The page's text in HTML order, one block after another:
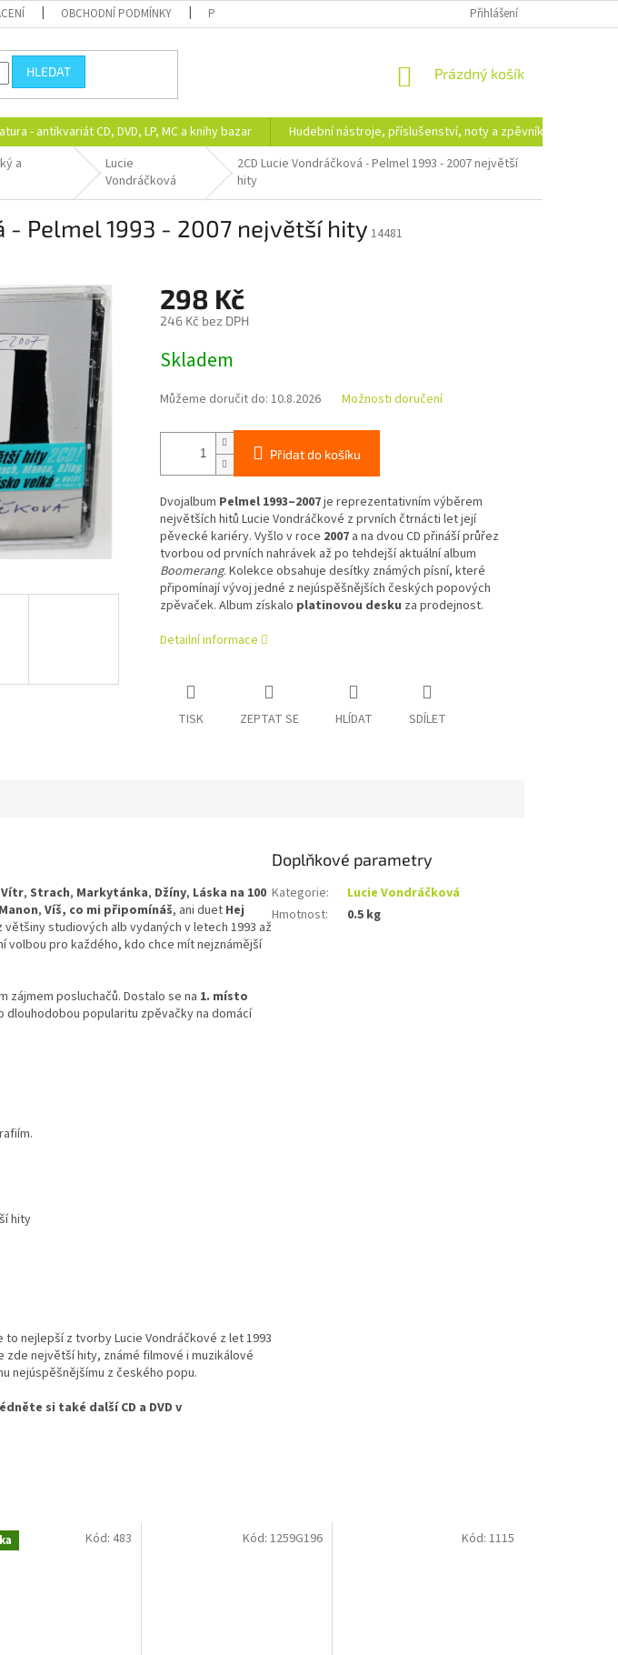
OBCHODNÍ PODMÍNKY PODMÍNKY OCHRANY OSOBNÍCH ÚDAJŮ DOPRAVA A PLATBA
Přihlášení
HLEDAT
NÁKUPNÍ
Prázdný košík
- antikvariát CD, DVD, LP, MC a knihy bazar Hudební nástroje, příslušenství, noty a zpěvníky
a
Lucie
Vondráčková
2CD Lucie Vondráčková - Pelmel 1993 - 2007 největší
hity
- Pelmel 1993 - 2007 největší hity14481
298 Kč
246 Kč bez DPH
cena:
Skladem
Můžeme doručit do: 10.8.2026 Možnosti doručení
Přidat do košíku
Dvojalbum Pelmel 1993–2007je reprezentativním výběrem
největších hitů Lucie Vondráčkové z prvních čtrnácti let její
pěvecké kariéry. Vyšlo v roce 2007a na dvou CD přináší průřez
tvorbou od prvních nahrávek až po tehdejší aktuální album
Boomerang. Kolekce obsahuje desítky známých písní, které
připomínají vývoj jedné z nejúspěšnějších českých popových
zpěvaček. Album získalo platinovou desku za prodejnost.
Detailní informace
TISK ZEPTAT SE HLÍDAT SDÍLET
Vítr, Strach, Markytánka, Džíny, Láska na 100
Manon, Víš, co mi připomínáš, ani duet Hej
většiny studiových alb vydaných v letech 1993 až
volbou pro každého, kdo chce mít nejznámější
zájmem posluchačů. Dostalo se na 1. místo
dlouhodobou popularitu zpěvačky na domácí
hity
nejlepší z tvorby Lucie Vondráčkové z let 1993
zde největší hity, známé filmové i muzikálové
nejúspěšnějšímu z českého popu.
si také další CD a DVD v
Doplňkové parametry
Kategorie:
Lucie Vondráčková
Hmotnost: 0.5 kg
Kód: 483 Kód:1259G196 Kód: 1115